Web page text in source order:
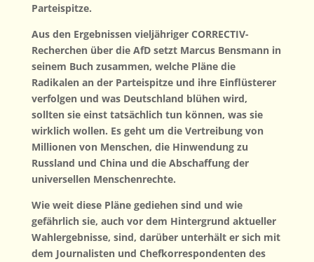
Parteispitze.
Aus den Ergebnissen vieljähriger CORRECTIV-
Recherchen über die AfD setzt Marcus Bensmann in
seinem Buch zusammen, welche Pläne die
Radikalen an der Parteispitze und ihre Einflüsterer
verfolgen und was Deutschland blühen wird,
sollten sie einst tatsächlich tun können, was sie
wirklich wollen. Es geht um die Vertreibung von
Millionen von Menschen, die Hinwendung zu
Russland und China und die Abschaffung der
universellen Menschenrechte.
Wie weit diese Pläne gediehen sind und wie
gefährlich sie, auch vor dem Hintergrund aktueller
Wahlergebnisse, sind, darüber unterhält er sich mit
dem Journalisten und Chefkorrespondenten des